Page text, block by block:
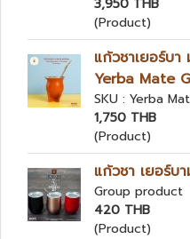
3,950 THB
(Product)
แก้วชาเยอร์บ
Yerba Mate
SKU : Yerba
1,750 THB
(Product)
แก้วชา เยอร์บ
Group product
420 THB
(Product)